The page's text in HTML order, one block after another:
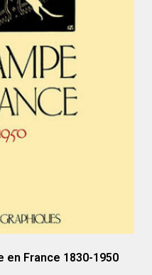
en France 1830-1950